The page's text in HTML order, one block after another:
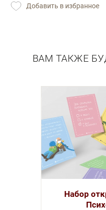
Добавить в избранное
ВАМ ТАКЖЕ
Набор